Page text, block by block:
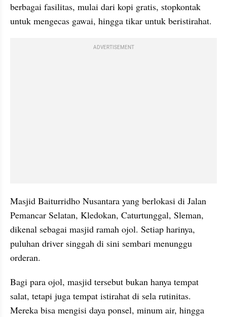
berbagai fasilitas, mulai dari kopi gratis, stopkontak
untuk mengecas gawai, hingga tikar untuk beristirahat.
ADVERTISEMENT
Masjid Baiturridho Nusantara yang berlokasi di Jalan
Pemancar Selatan, Kledokan, Caturtunggal, Sleman,
dikenal sebagai masjid ramah ojol. Setiap harinya,
puluhan driver singgah di sini sembari menunggu
orderan.
Bagi para ojol, masjid tersebut bukan hanya tempat
salat, tetapi juga tempat istirahat di sela rutinitas.
Mereka bisa mengisi daya ponsel, minum air, hingga